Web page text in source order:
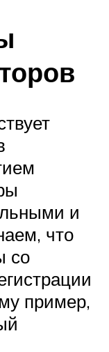
и
что
со
пример,